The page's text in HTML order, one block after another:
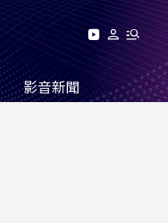
影音新聞